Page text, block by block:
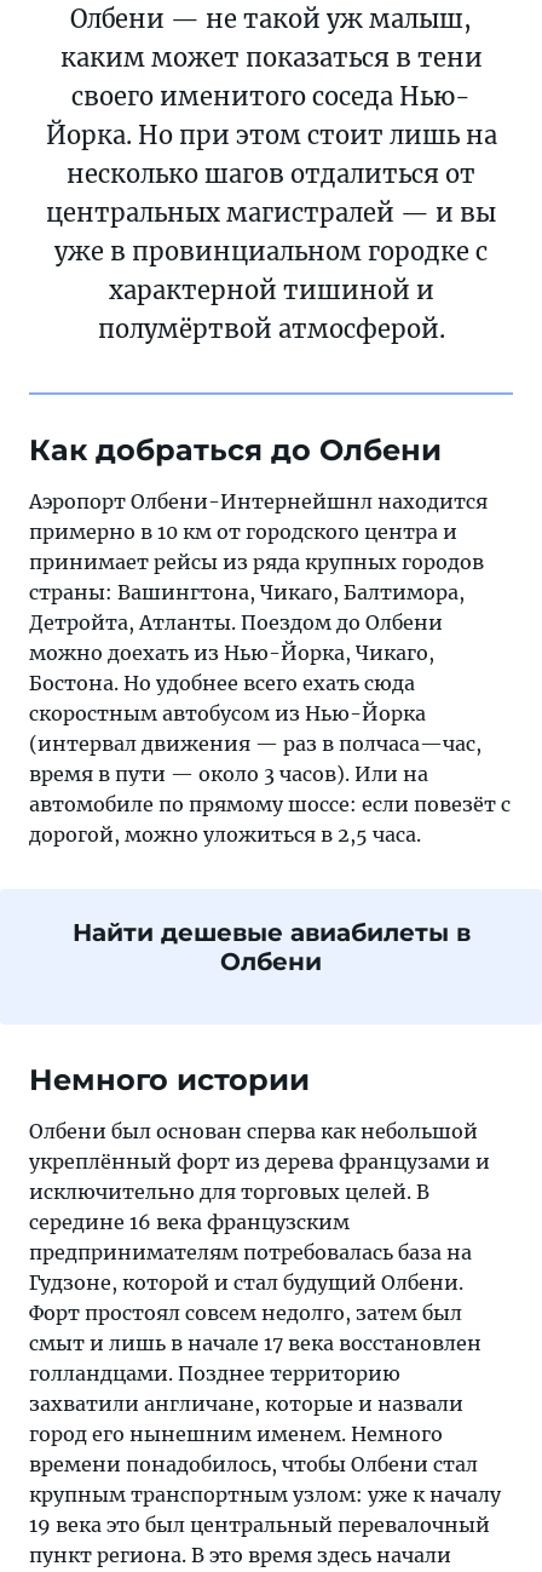
Олбени — не такой уж малыш,
каким может показаться в тени
своего именитого соседа Нью-
Йорка. Но при этом стоит лишь на
несколько шагов отдалиться от
центральных магистралей — и вы
уже в провинциальном городке с
характерной тишиной и
полумёртвой атмосферой.
Как добраться до Олбени
Аэропорт Олбени-Интернейшнл находится
примерно в 10 км от городского центра и
принимает рейсы из ряда крупных городов
страны: Вашингтона, Чикаго, Балтимора,
Детройта, Атланты. Поездом до Олбени
можно доехать из Нью-Йорка, Чикаго,
Бостона. Но удобнее всего ехать сюда
скоростным автобусом из Нью-Йорка
(интервал движения — раз в полчаса—час,
время в пути — около 3 часов). Или на
автомобиле по прямому шоссе: если повезёт с
дорогой, можно уложиться в 2,5 часа.
Найти дешевые авиабилеты в
Олбени
Немного истории
Олбени был основан сперва как небольшой
укреплённый форт из дерева французами и
исключительно для торговых целей. В
середине 16 века французским
предпринимателям потребовалась база на
Гудзоне, которой и стал будущий Олбени.
Форт простоял совсем недолго, затем был
смыт и лишь в начале 17 века восстановлен
голландцами. Позднее территорию
захватили англичане, которые и назвали
город его нынешним именем. Немного
времени понадобилось, чтобы Олбени стал
крупным транспортным узлом: уже к началу
19 века это был центральный перевалочный
пункт региона. В это время здесь начали